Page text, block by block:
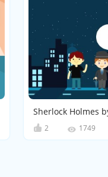
2 1749